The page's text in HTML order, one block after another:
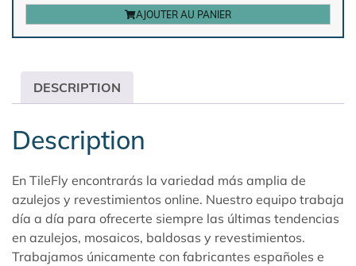
AJOUTER AU PANIER
DESCRIPTION
Description
En TileFly encontrarás la variedad más amplia de
azulejos y revestimientos online. Nuestro equipo trabaja
día a día para ofrecerte siempre las últimas tendencias
en azulejos, mosaicos, baldosas y revestimientos.
Trabajamos únicamente con fabricantes españoles e